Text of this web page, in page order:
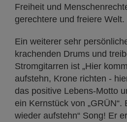
Freiheit und
gerechtere und freiere Welt.
Ein weiterer sehr
krachenden Drums und
Stromgitarren ist „Hier
aufstehn, Krone richten -
das positive Lebens-Motto
ein Kernstück von „GRÜN“.
wieder aufstehn“ Song! Er